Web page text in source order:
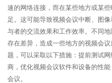
速的网络连接，而在某些地方或某
足。这可能导致视频会议中断、图
与者的交流效果和工作效率。不同
存在差异，造成一些地方的视频会
题，可以采取以下措施：提前测试
商，优化视频会议软件和设备的性
会议。